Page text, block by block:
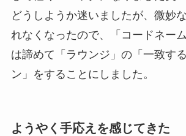
どうしようか迷いましたが、微妙
れなくなったので、「コードネー
は諦めて「ラウンジ」の「一致す
ン」をすることにしました。
ようやく手応えを感じてきた